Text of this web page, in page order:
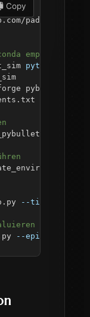
Copy
empfohlen für
python
--timesteps
--episodes